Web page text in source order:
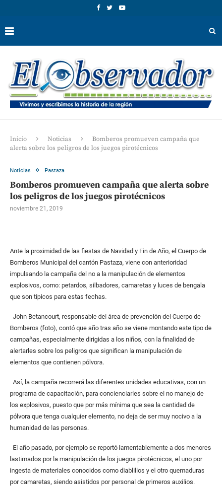
Inicio Noticias
Bomberos promueven campaña que
alerta sobre los peligros de los juegos pirotécnicos
Noticias Pastaza
Bomberos promueven campaña que alerta sobre
los peligros de los juegos pirotécnicos
noviembre 21, 2019
Ante la proximidad de las fiestas de Navidad y Fin de Año, el Cuerpo de
Bomberos Municipal del cantón Pastaza, viene con anterioridad
impulsando la campaña del no a la manipulación de elementos
explosivos, como: petardos, silbadores, camaretas y luces de bengala
que son típicos para estas fechas.
John Betancourt, responsable del área de prevención del Cuerpo de
Bomberos (foto), contó que año tras año se viene montando este tipo de
campañas, especialmente dirigidas a los niños, con la finalidad de
alertarles sobre los peligros que significan la manipulación de
elementos que contienen pólvora.
Así, la campaña recorrerá las diferentes unidades educativas, con un
programa de capacitación, para concienciarles sobre el no manejo de
los explosivos, puesto que por más mínima que sea la cantidad de
pólvora que tenga cualquier elemento, no deja de ser muy nocivo a la
humanidad de las personas.
El año pasado, por ejemplo se reportó lamentablemente a dos menores
lastimados por la manipulación de los juegos pirotécnicos, el uno por
ingesta de materiales conocidos como diablillos y el otro quemaduras
por camaretas, siendo asistidos por personal de primeros auxilios.